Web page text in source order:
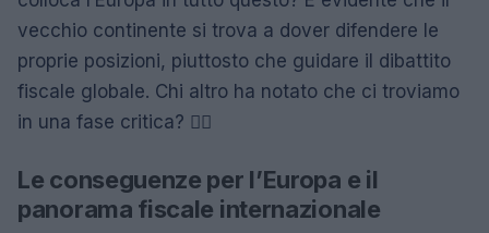
vecchio continente si trova a dover difendere le
proprie posizioni, piuttosto che guidare il dibattito
fiscale globale. Chi altro ha notato che ci troviamo
in una fase critica? 🤷‍♀️
Le conseguenze per l’Europa e il
panorama fiscale internazionale